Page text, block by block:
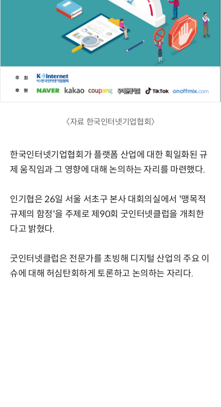
〈자료 한국인터넷기업협회〉
한국인터넷기업협회가 플랫폼 산업에 대한 획일화된 규
제 움직임과 그 영향에 대해 논의하는 자리를 마련했다.
인기협은 26일 서울 서초구 본사 대회의실에서 '맹목적
규제의 함정'을 주제로 제90회 굿인터넷클럽을 개최한
다고 밝혔다.
굿인터넷클럽은 전문가를 초빙해 디지털 산업의 주요 이
슈에 대해 허심탄회하게 토론하고 논의하는 자리다.